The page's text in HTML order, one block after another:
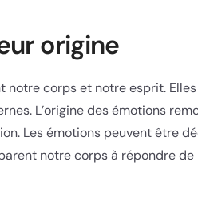
origine
notre corps et notre esprit.
L’origine des émotions
Les émotions peuvent être
notre corps à répondre